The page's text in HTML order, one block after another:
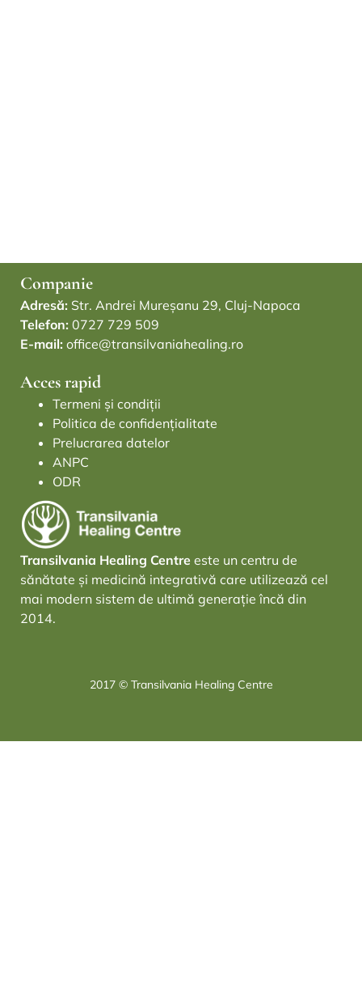
Companie
Adresă: Str. Andrei Mureșanu 29, Cluj-Napoca
Telefon: 0727 729 509
E-mail: office@transilvaniahealing.ro
Acces rapid
Termeni și condiții
Politica de confidențialitate
Prelucrarea datelor
ANPC
ODR
Transilvania Healing Centre este un centru de
sănătate și medicină integrativă care utilizează cel
mai modern sistem de ultimă generație încă din
2014.
2017 © Transilvania Healing Centre